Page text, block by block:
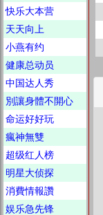
快乐大本营
天天向上
小燕有约
健康总动员
中国达人秀
別讓身體不開心
命运好好玩
瘋神無雙
超级红人榜
明星大侦探
消費情報讚
娱乐急先锋